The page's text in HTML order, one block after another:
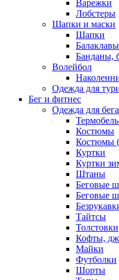
Варежки
Лобстеры
Шапки и маски
Шапки
Банданы,
Волейбол
Одежда для
Бег и фитнес
Одежда для бега
Костюмы
Костюмы
Куртки
Куртки
Штаны
Беговые
Беговые
Тайтсы
Толстовки
Кофты,
Майки
Футболки
Шорты